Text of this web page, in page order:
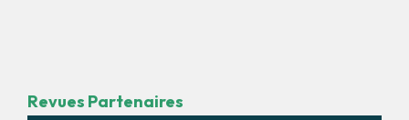
Revues Partenaires